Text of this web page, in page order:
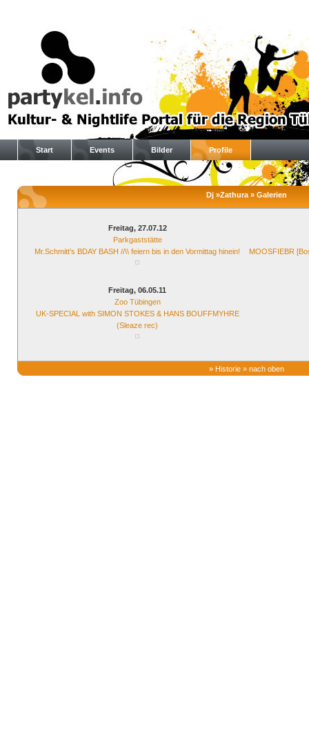
Start Events Bilder Profile
Dj »Zathura » Galerien
Freitag, 27.07.12
Parkgaststätte
Mr.Schmitt's BDAY BASH //\\ feiern bis in den Vormittag hinein!
MOOSFIEBR
Freitag, 06.05.11
Zoo Tübingen
UK-SPECIAL with SIMON STOKES & HANS BOUFFMYHRE
(Sleaze rec)
» Historie » nach oben